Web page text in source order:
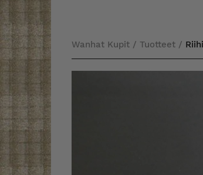
Wanhat Kupit / Tuotteet /